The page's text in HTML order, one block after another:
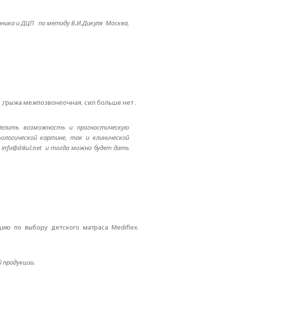
и ДЦП по методу В.И.Дикуля Москва,
межпозвонеочная. сил больше нет .
возможность и прогностическую
картине, так и клинической
и тогда можно будет дать
по выбору детского матраса Mediflex.